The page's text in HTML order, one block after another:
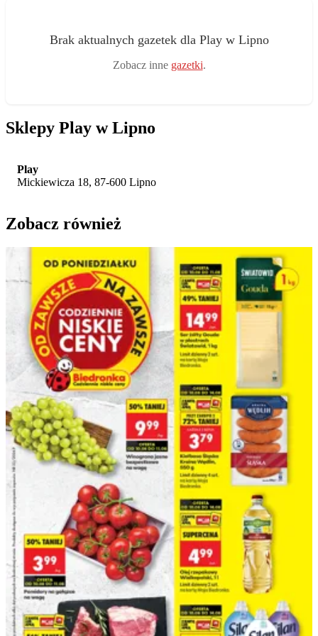
Brak aktualnych gazetek dla Play w Lipno
Zobacz inne gazetki.
Sklepy Play w Lipno
Play
Mickiewicza 18, 87-600 Lipno
Zobacz również